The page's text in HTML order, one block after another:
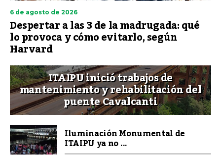
6 de agosto de 2026
Despertar a las 3 de la madrugada: qué
lo provoca y cómo evitarlo, según
Harvard
ITAIPU inició trabajos de
mantenimiento y rehabilitación del
puente Cavalcanti
Iluminación Monumental de
ITAIPU ya no ...